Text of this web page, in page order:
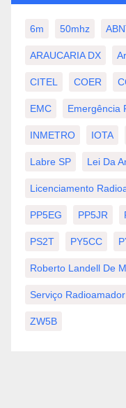
6m 50mhz
ARAUCARIA DX
CITEL COER
EMC Emergência
INMETRO IOTA
Labre SP Lei Da
Licenciamento
PP5EG PP5JR
PS2T PY5CC
Roberto Landell De
Serviço Radioamador
ZW5B